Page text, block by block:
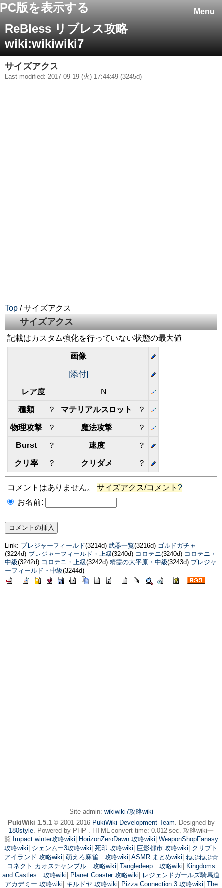
Menu
PC版を表示する
ReBless リブレス攻略
wiki:wikiwiki7
サイズアクス
Last-modified: 2017-09-19 (火) 17:44:49 (3245d)
Top / サイズアクス
サイズアクス†
記載はカスタム強化を行っていない状態の最大値
画像
[添付]
レア度 N
種類 ？ マテリアルスロット ？
物理攻撃 ？ 魔法攻撃 ？
Burst ？ 速度 ？
クリ率 ？ クリダメ ？
コメントはありません。 サイズアクス/コメント ?
お名前:
Link: プレジャーフィールド(3214d) 武器一覧(3216d) ゴルドガチャ
(3224d) プレジャーフィールド・上級(3240d) コロテニ(3240d) コロテニ・
中級(3242d) コロテニ・上級(3242d) 精霊の大平原・中級(3243d) プレジャ
ーフィールド・中級(3244d)
Site admin: wikiwiki7攻略wiki
PukiWiki 1.5.1© 2001-2016 PukiWiki Development Team. Designed by
180style. Powered by PHP . HTML convert time: 0.012 sec. 攻略wiki一
覧: Impact winter攻略wiki HorizonZeroDawn 攻略wiki WeaponShopFanasy
攻略wiki シェンムー3攻略wiki 死印 攻略wiki 巨影都市 攻略wiki クリプト
アイランド 攻略wiki 萌えろ麻雀 攻略wiki ASMR まとめwiki ねぷねぷ☆
コネクト カオスチャンプル 攻略wiki Tangledeep 攻略wiki
Kingdoms
and Castles 攻略wiki
Planet Coaster 攻略wiki
レジェンドガールズ騎馬道
アカデミー 攻略wiki キルドヤ 攻略wiki Pizza Connection 3 攻略wiki The